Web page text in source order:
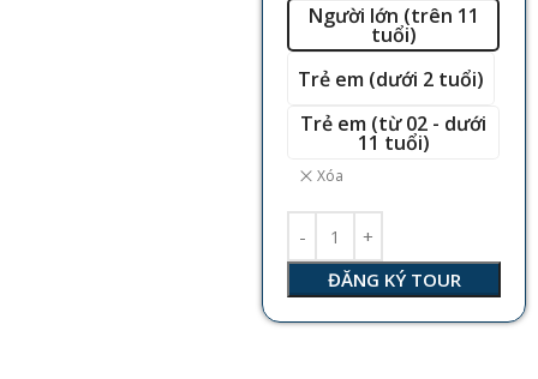
Người lớn (trên 11
tuổi)
Trẻ em (dưới 2 tuổi)
Trẻ em (từ 02 - dưới
11 tuổi)
Xóa
ĐĂNG KÝ TOUR